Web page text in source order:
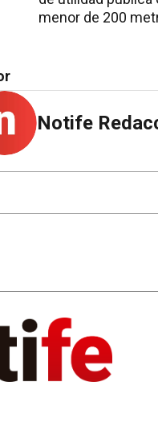
menor de 200
Notife